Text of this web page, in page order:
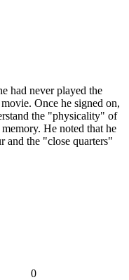
had never played the
Once he signed on,
the "physicality" of
He noted that he
and the "close quarters"
0